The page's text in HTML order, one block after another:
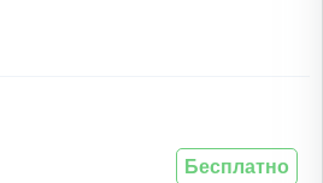
Бесплатно